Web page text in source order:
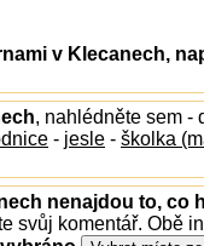
v Klecanech,
, nahlédněte sem -
- jesle - školka
nenajdou to, co
svůj komentář. Obě